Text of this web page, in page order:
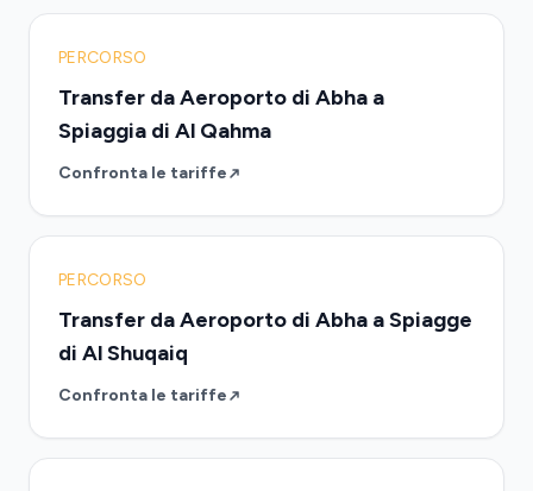
PERCORSO
Transfer da Aeroporto di Abha a
Spiaggia di Al Qahma
Confronta le tariffe
PERCORSO
Transfer da Aeroporto di Abha a Spiagge
di Al Shuqaiq
Confronta le tariffe